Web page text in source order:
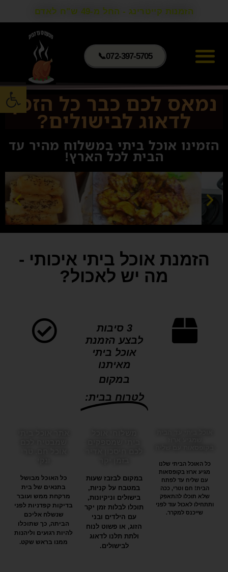
פתח
הזמנות קייטרינג - החל מ-49 ש"ח לאדם
072-397-5705📞
נמאס לכם כבר כל הזמן
לדאוג לבישולים?
הזמינו אוכל ביתי במשלוח מהיר עד
הבית לכל הארץ!
הזמנת אוכל ביתי איכותי -
מה יש לאכול?
3 סיבות
לבצע הזמנת
אוכל ביתי
מאיתנו
במקום
לטרוח בבית:
כל האוכל הביתי שלנו
מגיע ארוז בקופסאות
עם שליח עד לפתח
הבית! חם וטרי, ככה
שלא תוכלו להתאפק
ותתחילו לאכול עוד לפני
שייכנס למקרר.
במקום לבזבז שעות
במטבח על קניות,
בישולים וניקיונות,
תוכלו לבלות זמן יקר
עם הילדים ובני
הזוג, או פשוט לנוח
ולתת תלנו לדאוג
לבישולים.
כל האוכל מבושל
בתנאים של בית
מרקחת ממש ועובר
בדיקות קפדניות לפני
שנשלח אליכם
הביתה, כך שתוכלו
להיות רגועים וליהנות
ממנו בראש שקט.